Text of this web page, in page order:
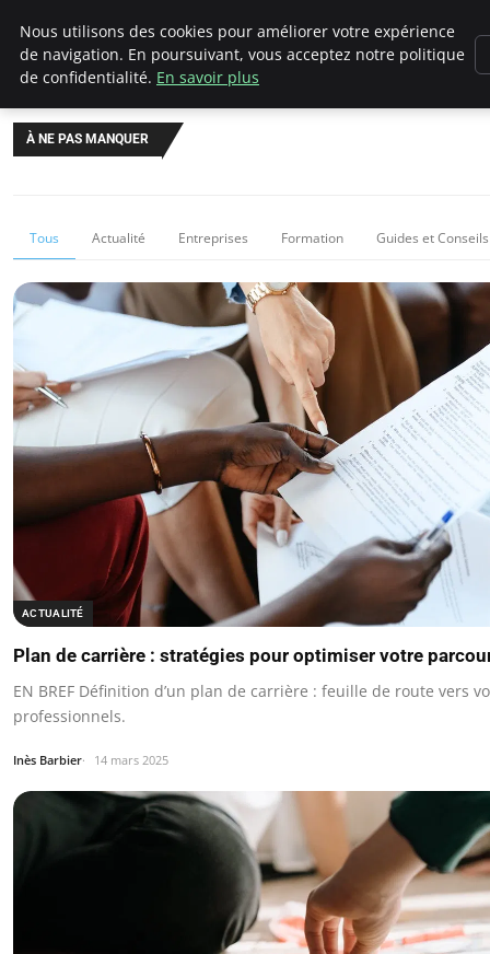
Chasseur De Tête
À NE PAS MANQUER
Tous Actualité Entreprises Formation Guides et Conseils
ACTUALITÉ
Plan de carrière : stratégies pour optimiser votre
EN BREF Définition d’un plan de carrière : feuille de route vers
professionnels.
Inès Barbier 14 mars 2025
Nous utilisons des cookies pour améliorer votre expérience
de navigation. En poursuivant, vous acceptez notre politique
de confidentialité. En savoir plus